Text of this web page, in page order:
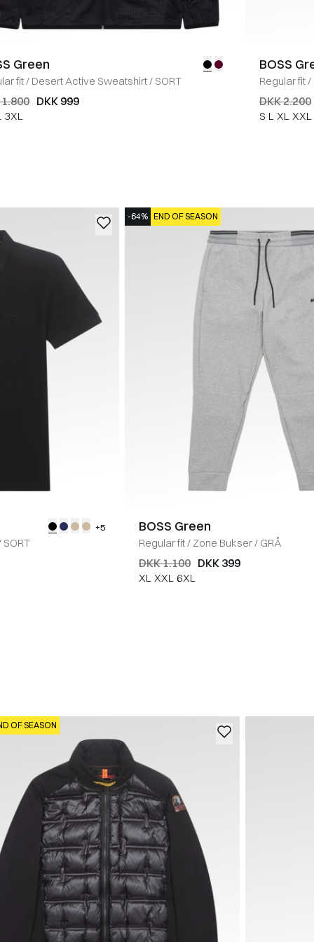
Green
fit/ Desert Active Sweatshirt/ SORT
DKK 999
3XL
BOSS
Regular fit/
DKK 2.200
S L XL XXL
+5
SORT
-64% END OF SEASON
BOSS Green
Regular fit/Zone Bukser/ GRÅ
DKK 1.100 DKK 399
XL XXL 6XL
OF SEASON